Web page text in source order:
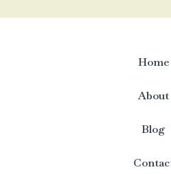
Home
About
Blog